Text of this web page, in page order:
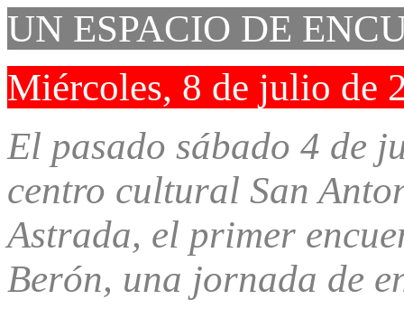
UN ESPACIO DE
Miércoles, 8 de julio de
El pasado sábado 4 de
centro cultural San
Astrada, el primer
Berón, una jornada de